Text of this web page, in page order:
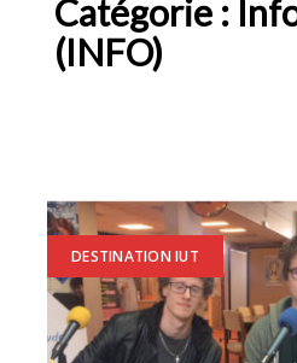
Catégorie :
(INFO)
DESTINATION IUT